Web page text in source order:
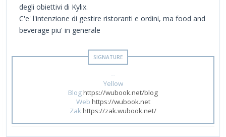
degli obiettivi di Kylix.
C'e' l'intenzione di gestire ristoranti e ordini, ma food and
beverage piu' in generale
--
Yellow
Bloghttps://wubook.net/blog
Web https://wubook.net
Zakhttps://zak.wubook.net/